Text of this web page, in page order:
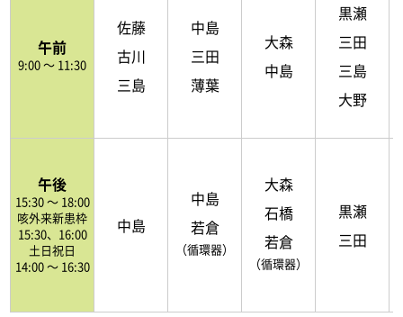
午前
9:00 ～ 11:30
佐藤
古川
三島
中島
三田
薄葉
大森
中島
黒瀬
三田
三島
大野
午後
15:30 ～ 18:00
咳外来新患枠
15:30、16:00
土日祝日
14:00 ～ 16:30
中島
中島
若倉
（循環器）
大森
石橋
若倉
（循環器）
黒瀬
三田